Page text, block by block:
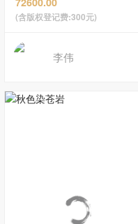
(含版权登记费:300元)
李伟